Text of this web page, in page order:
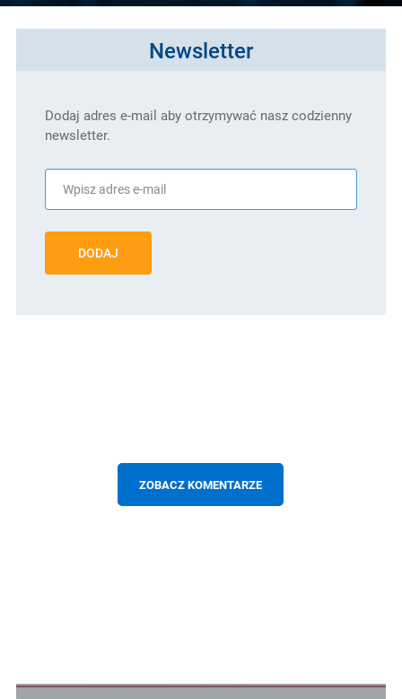
Newsletter
Dodaj adres e-mail aby otrzymywać nasz codzienny
newsletter.
DODAJ
ZOBACZ KOMENTARZE